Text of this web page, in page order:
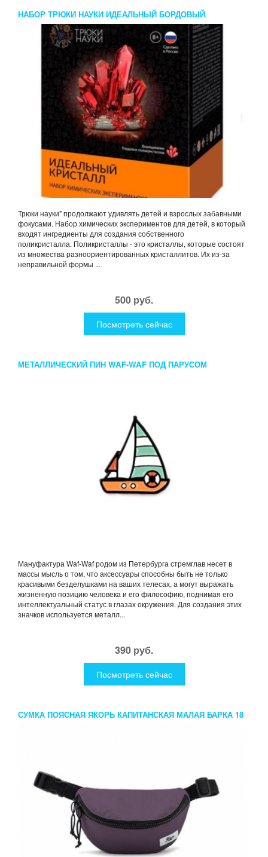
НАБОР ТРЮКИ НАУКИ ИДЕАЛЬНЫЙ БОРДОВЫЙ
ПОЛИКРИСТАЛЛ
Трюки науки" продолжают удивлять детей и взрослых забавными
фокусами. Набор химических экспериментов для детей, в который
входят ингредиенты для создания собственного
поликристалла. Поликристаллы - это кристаллы, которые состоят
из множества разноориентированных кристаллитов. Их из-за
неправильной формы ...
500 руб.
Посмотреть сейчас
МЕТАЛЛИЧЕСКИЙ ПИН WAF-WAF ПОД ПАРУСОМ
Мануфактура Waf-Waf родом из Петербурга стремглав несет в
массы мысль о том, что аксессуары способны быть не только
красивыми безделушками на ваших телесах, а могут выражать
жизненную позицию человека и его философию, поднимая его
интеллектуальный статус в глазах окружения. Для создания этих
значков используется металл...
390 руб.
Посмотреть сейчас
СУМКА ПОЯСНАЯ ЯКОРЬ КАПИТАНСКАЯ МАЛАЯ БАРКА 18